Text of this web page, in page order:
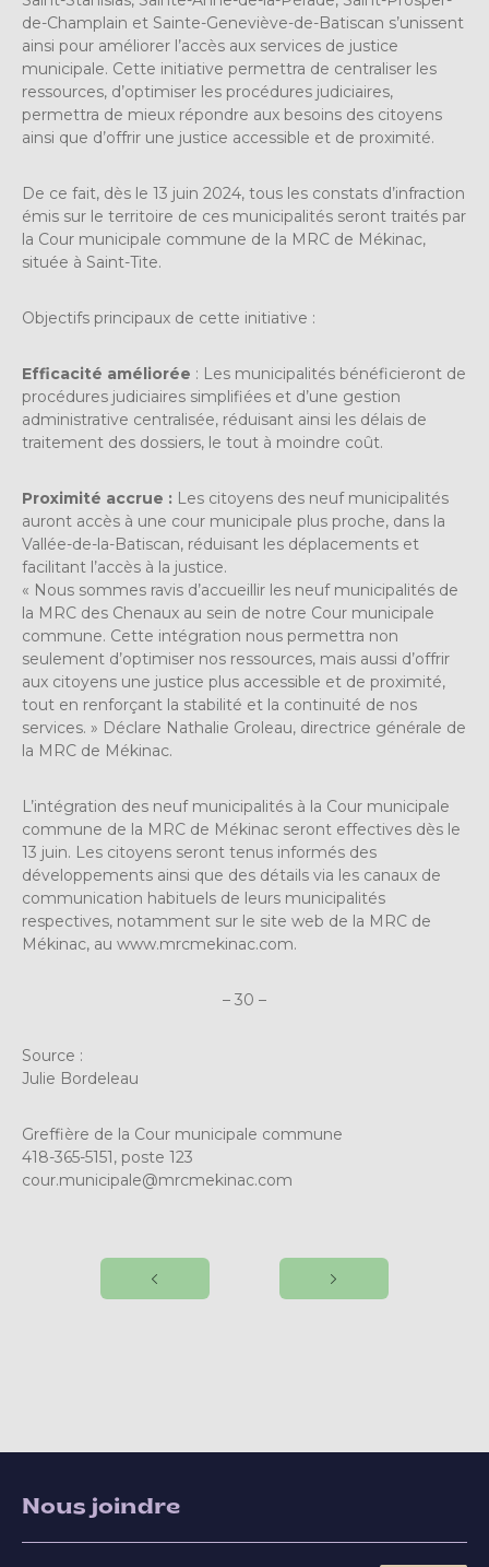
de-Champlain et Sainte-Geneviève-de-Batiscan s’unissent
ainsi pour améliorer l’accès aux services de justice
municipale. Cette initiative permettra de centraliser les
ressources, d’optimiser les procédures judiciaires,
permettra de mieux répondre aux besoins des citoyens
ainsi que d’offrir une justice accessible et de proximité.
De ce fait, dès le 13 juin 2024, tous les constats d’infraction
émis sur le territoire de ces municipalités seront traités par
la Cour municipale commune de la MRC de Mékinac,
située à Saint-Tite.
Objectifs principaux de cette initiative :
Efficacité améliorée : Les municipalités bénéficieront de
procédures judiciaires simplifiées et d’une gestion
administrative centralisée, réduisant ainsi les délais de
traitement des dossiers, le tout à moindre coût.
Proximité accrue : Les citoyens des neuf municipalités
auront accès à une cour municipale plus proche, dans la
Vallée-de-la-Batiscan, réduisant les déplacements et
facilitant l’accès à la justice.
« Nous sommes ravis d’accueillir les neuf municipalités de
la MRC des Chenaux au sein de notre Cour municipale
commune. Cette intégration nous permettra non
seulement d’optimiser nos ressources, mais aussi d’offrir
aux citoyens une justice plus accessible et de proximité,
tout en renforçant la stabilité et la continuité de nos
services. » Déclare Nathalie Groleau, directrice générale de
la MRC de Mékinac.
L’intégration des neuf municipalités à la Cour municipale
commune de la MRC de Mékinac seront effectives dès le
13 juin. Les citoyens seront tenus informés des
développements ainsi que des détails via les canaux de
communication habituels de leurs municipalités
respectives, notamment sur le site web de la MRC de
Mékinac, au www.mrcmekinac.com.
– 30 –
Source :
Julie Bordeleau
Greffière de la Cour municipale commune
418-365-5151, poste 123
cour.municipale@mrcmekinac.com
Nous joindre